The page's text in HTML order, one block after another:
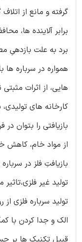
گرفته و مانع از
برابر آلاینده ها،
برد به علت بازدهیِ
همواره در سرباره ها
هایی، از اثرات
کارخانه های
بازیافتی را بتوان
از مواد خام، کاهش
بازیافتِ فلز در
تولید غیر
تولید سرباره فلزی
الک و جدا کردن با